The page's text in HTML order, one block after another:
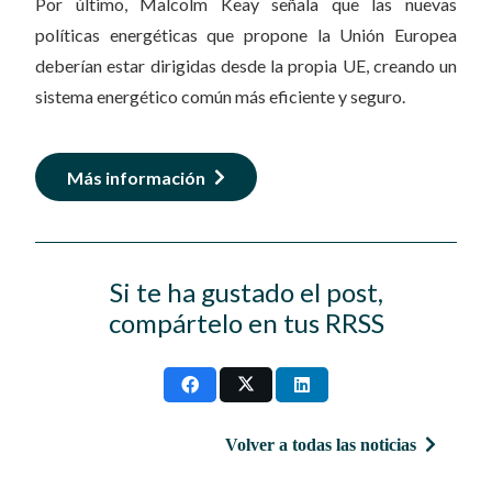
políticas energéticas que propone la Unión Europea
deberían estar dirigidas desde la propia UE, creando un
sistema energético común más eficiente y seguro.
Más información
Si te ha gustado el post,
compártelo en tus RRSS
Volver a todas las noticias